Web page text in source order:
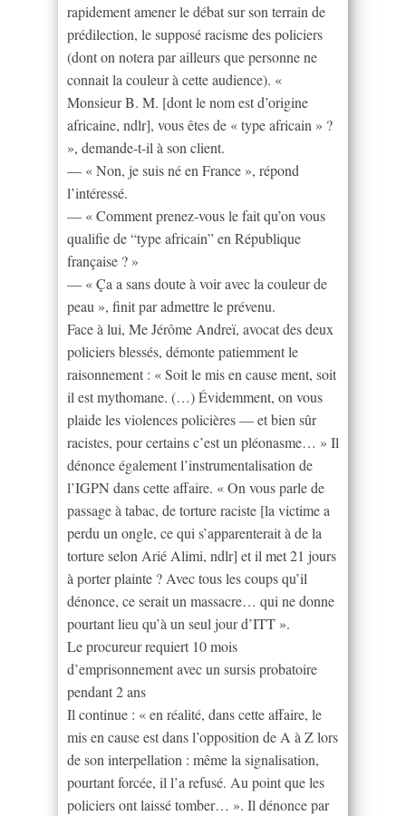
rapidement amener le débat sur son terrain de
prédilection, le supposé racisme des policiers
(dont on notera par ailleurs que personne ne
connait la couleur à cette audience). «
Monsieur B. M. [dont le nom est d’origine
africaine, ndlr], vous êtes de « type africain » ?
», demande-t-il à son client.
— « Non, je suis né en France », répond
l’intéressé.
— « Comment prenez-vous le fait qu’on vous
qualifie de “type africain” en République
française ? »
— « Ça a sans doute à voir avec la couleur de
peau », finit par admettre le prévenu.
Face à lui, Me Jérôme Andreï, avocat des deux
policiers blessés, démonte patiemment le
raisonnement : « Soit le mis en cause ment, soit
il est mythomane. (…) Évidemment, on vous
plaide les violences policières — et bien sûr
racistes, pour certains c’est un pléonasme… » Il
dénonce également l’instrumentalisation de
l’IGPN dans cette affaire. « On vous parle de
passage à tabac, de torture raciste [la victime a
perdu un ongle, ce qui s’apparenterait à de la
torture selon Arié Alimi, ndlr] et il met 21 jours
à porter plainte ? Avec tous les coups qu’il
dénonce, ce serait un massacre… qui ne donne
pourtant lieu qu’à un seul jour d’ITT ».
Le procureur requiert 10 mois
d’emprisonnement avec un sursis probatoire
pendant 2 ans
Il continue : « en réalité, dans cette affaire, le
mis en cause est dans l’opposition de A à Z lors
de son interpellation : même la signalisation,
pourtant forcée, il l’a refusé. Au point que les
policiers ont laissé tomber… ». Il dénonce par